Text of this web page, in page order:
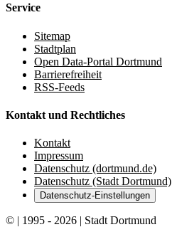
Service
Sitemap
Stadtplan
Open Data-Portal Dortmund
Barrierefreiheit
RSS-Feeds
Kontakt und Rechtliches
Kontakt
Impressum
Datenschutz (dortmund.de)
Datenschutz (Stadt Dortmund)
Datenschutz-Einstellungen
© | 1995 - 2026 | Stadt Dortmund